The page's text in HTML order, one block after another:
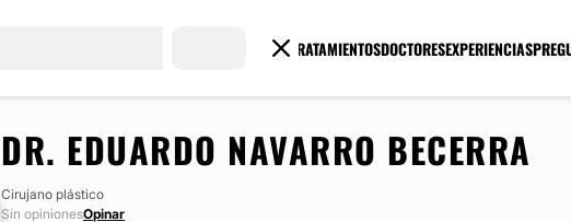
TRATAMIENTOSDOCTORESEXPERIENCIAS
DR. EDUARDO NAVARRO BECERRA
Cirujano plástico
Sin opinionesOpinar